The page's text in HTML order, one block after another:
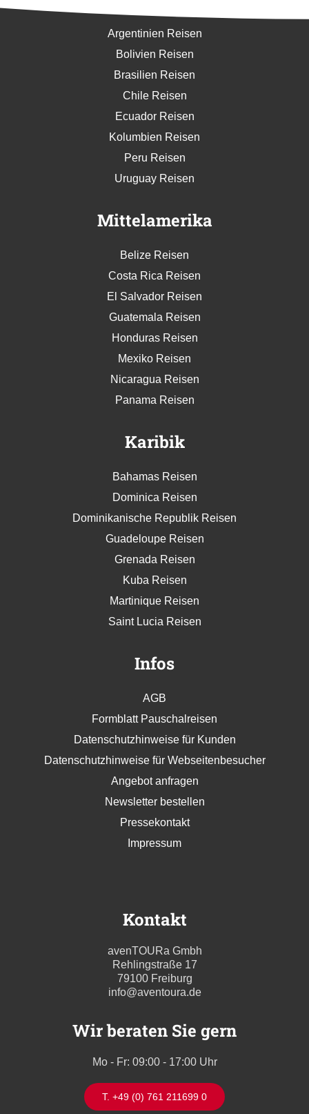
Argentinien Reisen
Bolivien Reisen
Brasilien Reisen
Chile Reisen
Ecuador Reisen
Kolumbien Reisen
Peru Reisen
Uruguay Reisen
Mittelamerika
Belize Reisen
Costa Rica Reisen
El Salvador Reisen
Guatemala Reisen
Honduras Reisen
Mexiko Reisen
Nicaragua Reisen
Panama Reisen
Karibik
Bahamas Reisen
Dominica Reisen
Dominikanische Republik Reisen
Guadeloupe Reisen
Grenada Reisen
Kuba Reisen
Martinique Reisen
Saint Lucia Reisen
Infos
AGB
Formblatt Pauschalreisen
Datenschutzhinweise für Kunden
Datenschutzhinweise für Webseitenbesucher
Angebot anfragen
Newsletter bestellen
Pressekontakt
Impressum
Kontakt
avenTOURa Gmbh
Rehlingstraße 17
79100 Freiburg
info@aventoura.de
Wir beraten Sie gern
Mo - Fr: 09:00 - 17:00 Uhr
T. +49 (0) 761 211699 0